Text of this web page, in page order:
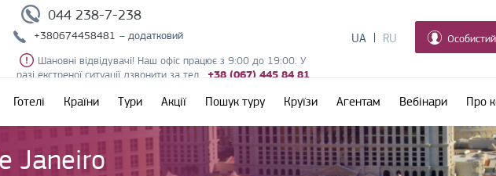
044 238-7-238
+380674458481 – додатковий
Шановні відвідувачі! Наш офіс працює з 9:00 до 19:00. У
разі екстреної ситуації дзвонити за тел. +38 (067) 445 84 81
UA RU
Готелі Країни Тури Акції Пошук туру Круїзи Агентам Вебінари Про
Janeiro